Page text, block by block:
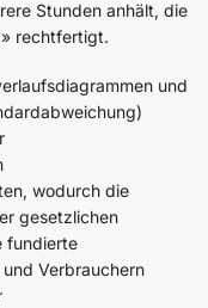
Stunden anhält, die
rechtfertigt.
und
wodurch die
gesetzlichen
fundierte
Verbrauchern